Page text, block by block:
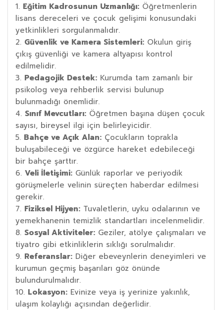
Eğitim Kadrosunun Uzmanlığı: Öğretmenlerin
lisans dereceleri ve çocuk gelişimi konusundaki
yetkinlikleri sorgulanmalıdır.
Güvenlik ve Kamera Sistemleri: Okulun giriş
çıkış güvenliği ve kamera altyapısı kontrol
edilmelidir.
Pedagojik Destek: Kurumda tam zamanlı bir
psikolog veya rehberlik servisi bulunup
bulunmadığı önemlidir.
Sınıf Mevcutları: Öğretmen başına düşen çocuk
sayısı, bireysel ilgi için belirleyicidir.
Bahçe ve Açık Alan: Çocukların toprakla
buluşabileceği ve özgürce hareket edebileceği
bir bahçe şarttır.
Veli İletişimi: Günlük raporlar ve periyodik
görüşmelerle velinin süreçten haberdar edilmesi
gerekir.
Fiziksel Hijyen: Tuvaletlerin, uyku odalarının ve
yemekhanenin temizlik standartları incelenmelidir.
Sosyal Aktiviteler: Geziler, atölye çalışmaları ve
tiyatro gibi etkinliklerin sıklığı sorulmalıdır.
Referanslar: Diğer ebeveynlerin deneyimleri ve
kurumun geçmiş başarıları göz önünde
bulundurulmalıdır.
Lokasyon: Evinize veya iş yerinize yakınlık,
ulaşım kolaylığı açısından değerlidir.